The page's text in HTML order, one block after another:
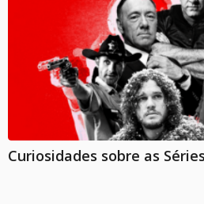
Curiosidades sobre as